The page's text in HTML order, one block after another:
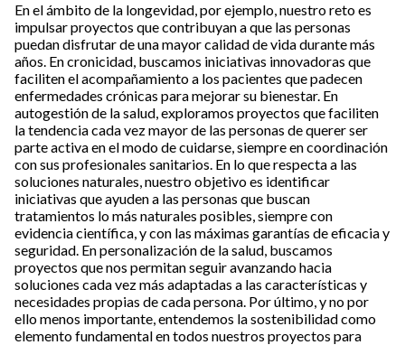
En el ámbito de la longevidad, por ejemplo, nuestro reto es
impulsar proyectos que contribuyan a que las personas
puedan disfrutar de una mayor calidad de vida durante más
años. En cronicidad, buscamos iniciativas innovadoras que
faciliten el acompañamiento a los pacientes que padecen
enfermedades crónicas para mejorar su bienestar. En
autogestión de la salud, exploramos proyectos que faciliten
la tendencia cada vez mayor de las personas de querer ser
parte activa en el modo de cuidarse, siempre en coordinación
con sus profesionales sanitarios. En lo que respecta a las
soluciones naturales, nuestro objetivo es identificar
iniciativas que ayuden a las personas que buscan
tratamientos lo más naturales posibles, siempre con
evidencia científica, y con las máximas garantías de eficacia y
seguridad. En personalización de la salud, buscamos
proyectos que nos permitan seguir avanzando hacia
soluciones cada vez más adaptadas a las características y
necesidades propias de cada persona. Por último, y no por
ello menos importante, entendemos la sostenibilidad como
elemento fundamental en todos nuestros proyectos para